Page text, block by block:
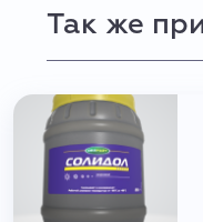
Так же